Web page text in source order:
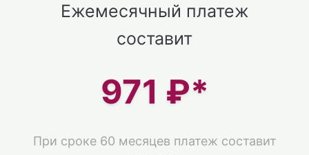
Ежемесячный платеж
составит
971 ₽*
При сроке 60 месяцев платеж составит